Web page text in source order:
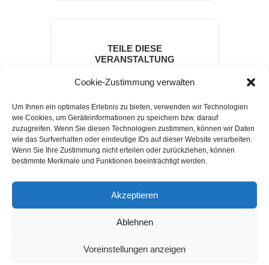
Cookie-Zustimmung verwalten
Um Ihnen ein optimales Erlebnis zu bieten, verwenden wir Technologien
wie Cookies, um Geräteinformationen zu speichern bzw. darauf
zuzugreifen. Wenn Sie diesen Technologien zustimmen, können wir Daten
wie das Surfverhalten oder eindeutige IDs auf dieser Website verarbeiten.
Wenn Sie Ihre Zustimmung nicht erteilen oder zurückziehen, können
bestimmte Merkmale und Funktionen beeinträchtigt werden.
Akzeptieren
Ablehnen
Voreinstellungen anzeigen
TEILE DIESE
VERANSTALTUNG
Powered byModern Events Calendar
Datenschutzerklärung